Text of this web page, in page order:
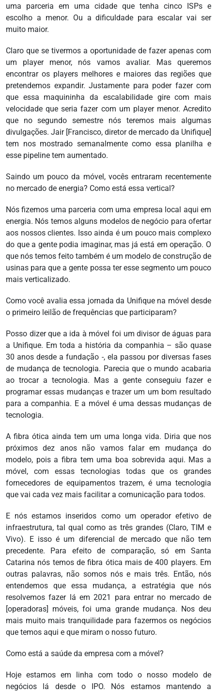
uma parceria em uma cidade que tenha cinco ISPs e
escolho a menor. Ou a dificuldade para escalar vai ser
muito maior.
Claro que se tivermos a oportunidade de fazer apenas com
um player menor, nós vamos avaliar. Mas queremos
encontrar os players melhores e maiores das regiões que
pretendemos expandir. Justamente para poder fazer com
que essa maquininha da escalabilidade gire com mais
velocidade que seria fazer com um player menor. Acredito
que no segundo semestre nós teremos mais algumas
divulgações. Jair [Francisco, diretor de mercado da Unifique]
tem nos mostrado semanalmente como essa planilha e
esse pipeline tem aumentado.
Saindo um pouco da móvel, vocês entraram recentemente
no mercado de energia? Como está essa vertical?
Nós fizemos uma parceria com uma empresa local aqui em
energia. Nós temos alguns modelos de negócio para ofertar
aos nossos clientes. Isso ainda é um pouco mais complexo
do que a gente podia imaginar, mas já está em operação. O
que nós temos feito também é um modelo de construção de
usinas para que a gente possa ter esse segmento um pouco
mais verticalizado.
Como você avalia essa jornada da Unifique na móvel desde
o primeiro leilão de frequências que participaram?
Posso dizer que a ida à móvel foi um divisor de águas para
a Unifique. Em toda a história da companhia – são quase
30 anos desde a fundação -, ela passou por diversas fases
de mudança de tecnologia. Parecia que o mundo acabaria
ao trocar a tecnologia. Mas a gente conseguiu fazer e
programar essas mudanças e trazer um um bom resultado
para a companhia. E a móvel é uma dessas mudanças de
tecnologia.
A fibra ótica ainda tem um uma longa vida. Diria que nos
próximos dez anos não vamos falar em mudança do
modelo, pois a fibra tem uma boa sobrevida aqui. Mas a
móvel, com essas tecnologias todas que os grandes
fornecedores de equipamentos trazem, é uma tecnologia
que vai cada vez mais facilitar a comunicação para todos.
E nós estamos inseridos como um operador efetivo de
infraestrutura, tal qual como as três grandes (Claro, TIM e
Vivo). E isso é um diferencial de mercado que não tem
precedente. Para efeito de comparação, só em Santa
Catarina nós temos de fibra ótica mais de 400 players. Em
outras palavras, não somos nós e mais três. Então, nós
entendemos que essa mudança, a estratégia que nós
resolvemos fazer lá em 2021 para entrar no mercado de
[operadoras] móveis, foi uma grande mudança. Nos deu
mais muito mais tranquilidade para fazermos os negócios
que temos aqui e que miram o nosso futuro.
Como está a saúde da empresa com a móvel?
Hoje estamos em linha com todo o nosso modelo de
negócios lá desde o IPO. Nós estamos mantendo a